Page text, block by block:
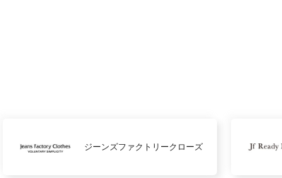
ジーンズファクトリークローズ